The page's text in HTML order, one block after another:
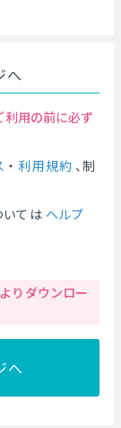
へ
利用の前に必ず
・ 利用規約 、制
いては ヘルプ
りダウンロー
へ